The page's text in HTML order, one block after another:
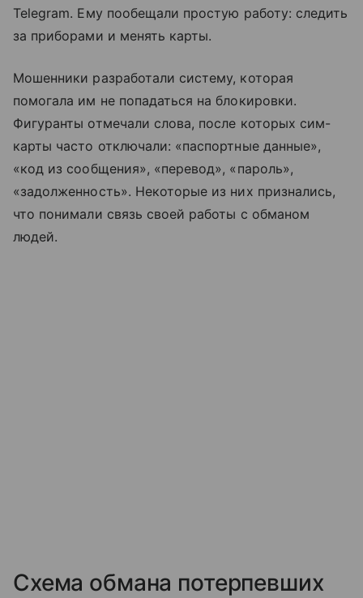
Telegram. Ему пообещали простую работу: следить
за приборами и менять карты.
Мошенники разработали систему, которая
помогала им не попадаться на блокировки.
Фигуранты отмечали слова, после которых сим-
карты часто отключали: «паспортные данные»,
«код из сообщения», «перевод», «пароль»,
«задолженность». Некоторые из них признались,
что понимали связь своей работы с обманом
людей.
Схема обмана потерпевших